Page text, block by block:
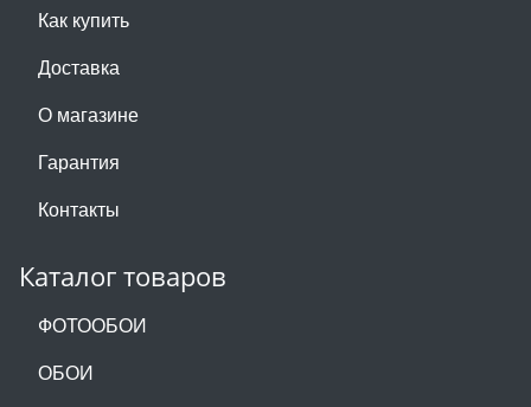
Как купить
Доставка
О магазине
Гарантия
Контакты
Каталог товаров
ФОТООБОИ
ОБОИ